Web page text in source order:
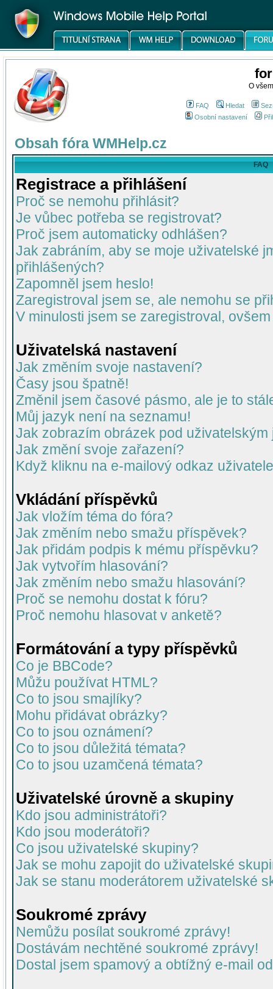
O
FAQ Hledat
Osobní nastavení
Obsah fóra WMHelp.cz
FAQ
Registrace a přihlášení
Proč se nemohu přihlásit?
Je vůbec potřeba se registrovat?
Proč jsem automaticky odhlášen?
Jak zabráním, aby se moje uživatelské
přihlášených?
Zapomněl jsem heslo!
Zaregistroval jsem se, ale nemohu se
V minulosti jsem se zaregistroval,
Uživatelská nastavení
Jak změním svoje nastavení?
Časy jsou špatně!
Změnil jsem časové pásmo, ale je to
Můj jazyk není na seznamu!
Jak zobrazím obrázek pod uživatelským
Jak změní svoje zařazení?
Když kliknu na e-mailový odkaz
Vkládání příspěvků
Jak vložím téma do fóra?
Jak změním nebo smažu příspěvek?
Jak přidám podpis k mému příspěvku?
Jak vytvořím hlasování?
Jak změním nebo smažu hlasování?
Proč se nemohu dostat k fóru?
Proč nemohu hlasovat v anketě?
Formátování a typy příspěvků
Co je BBCode?
Můžu používat HTML?
Co to jsou smajlíky?
Mohu přidávat obrázky?
Co to jsou oznámení?
Co to jsou důležitá témata?
Co to jsou uzamčená témata?
Uživatelské úrovně a skupiny
Kdo jsou administrátoři?
Kdo jsou moderátoři?
Co jsou uživatelské skupiny?
Jak se mohu zapojit do uživatelské
Jak se stanu moderátorem uživatelské
Soukromé zprávy
Nemůžu posílat soukromé zprávy!
Dostávám nechtěné soukromé zprávy!
Dostal jsem spamový a obtížný e-mail